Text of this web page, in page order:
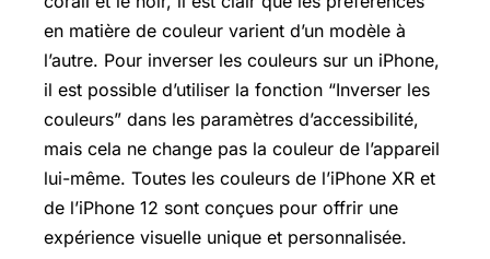
en matière de couleur varient d’un modèle à
l’autre. Pour inverser les couleurs sur un iPhone,
il est possible d’utiliser la fonction “Inverser les
couleurs” dans les paramètres d’accessibilité,
mais cela ne change pas la couleur de l’appareil
lui-même. Toutes les couleurs de l’iPhone XR et
de l’iPhone 12 sont conçues pour offrir une
expérience visuelle unique et personnalisée.